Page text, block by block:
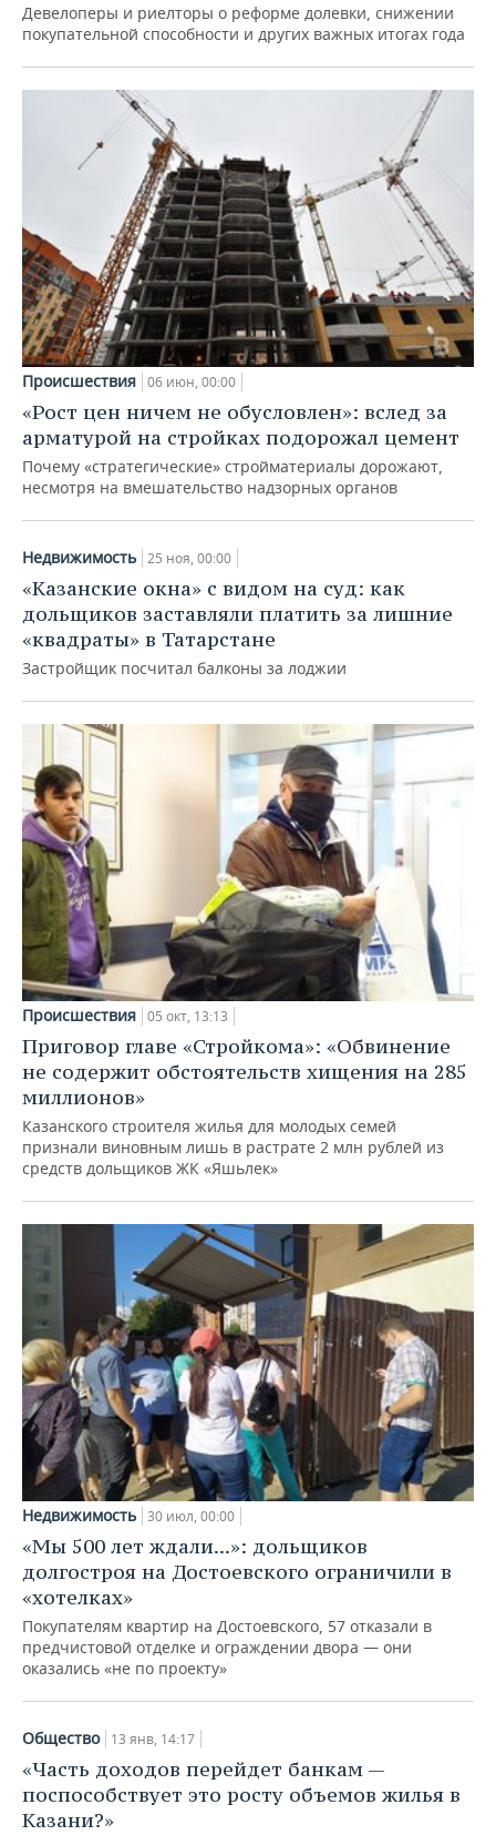
Девелоперы и риелторы о реформе долевки, снижении
покупательной способности и других важных итогах года
Происшествия 06 июн, 00:00
«Рост цен ничем не обусловлен»: вслед за
арматурой на стройках подорожал цемент
Почему «стратегические» стройматериалы дорожают,
несмотря на вмешательство надзорных органов
Недвижимость 25 ноя, 00:00
«Казанские окна» с видом на суд: как
дольщиков заставляли платить за лишние
«квадраты» в Татарстане
Застройщик посчитал балконы за лоджии
Происшествия 05 окт, 13:13
Приговор главе «Стройкома»: «Обвинение
не содержит обстоятельств хищения на 285
миллионов»
Казанского строителя жилья для молодых семей
признали виновным лишь в растрате 2 млн рублей из
средств дольщиков ЖК «Яшьлек»
Недвижимость 30 июл, 00:00
«Мы 500 лет ждали...»: дольщиков
долгостроя на Достоевского ограничили в
«хотелках»
Покупателям квартир на Достоевского, 57 отказали в
предчистовой отделке и ограждении двора — они
оказались «не по проекту»
Общество 13 янв, 14:17
«Часть доходов перейдет банкам —
поспособствует это росту объемов жилья в
Казани?»